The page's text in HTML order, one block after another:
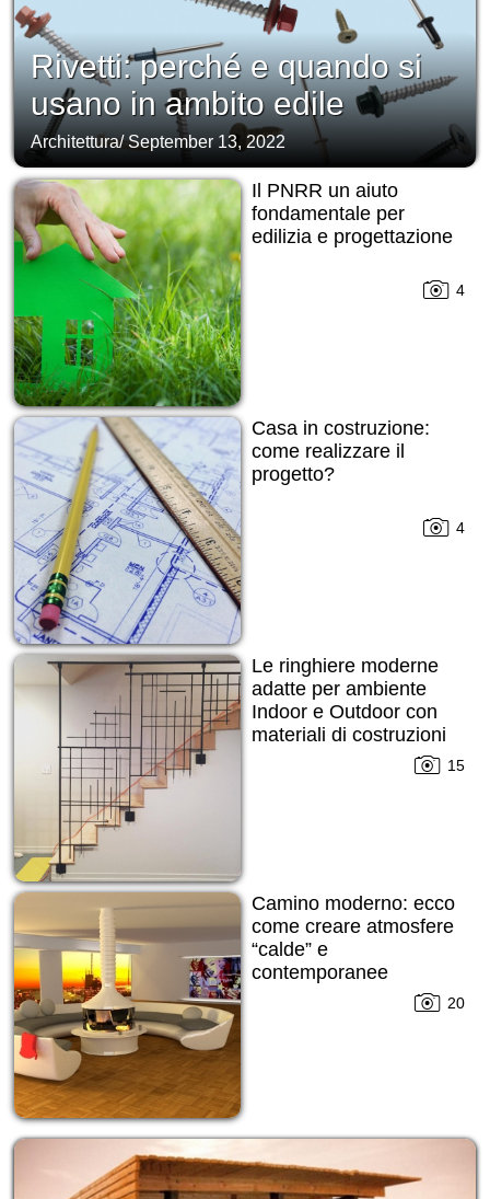
Rivetti: perché e quando si
usano in ambito edile
Architettura/September 13, 2022
Il PNRR un aiuto
fondamentale per
edilizia e progettazione
4
Casa in costruzione:
come realizzare il
progetto?
4
Le ringhiere moderne
adatte per ambiente
Indoor e Outdoor con
materiali di costruzioni
15
Camino moderno: ecco
come creare atmosfere
“calde” e
contemporanee
20